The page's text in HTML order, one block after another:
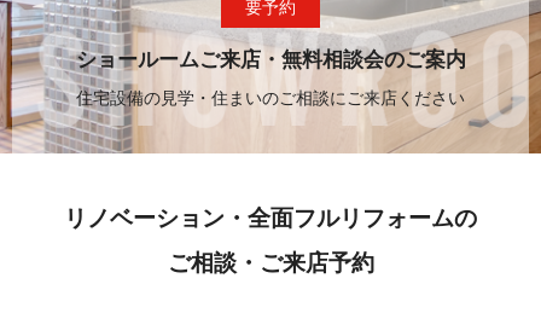
要予約
ショールームご来店・無料相談会のご案内
住宅設備の見学・住まいのご相談にご来店ください
リノベーション・全面フルリフォームの
ご相談・ご来店予約